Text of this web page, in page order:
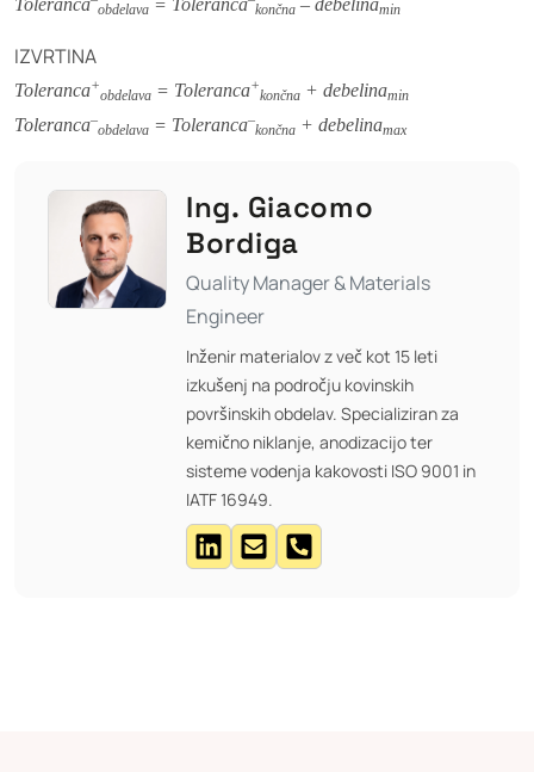
Toleranca obdelava = Toleranca končna – debelinamin
IZVRTINA
Toleranca+
obdelava = Toleranca+
končna + debelinamin
Toleranca–
obdelava = Toleranca–
končna + debelinamax
Ing. Giacomo
Bordiga
Quality Manager & Materials
Engineer
Inženir materialov z več kot 15 leti
izkušenj na področju kovinskih
površinskih obdelav. Specializiran za
kemično niklanje, anodizacijo ter
sisteme vodenja kakovosti ISO 9001 in
IATF 16949.